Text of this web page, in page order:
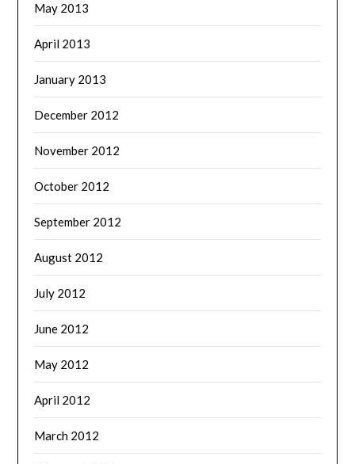
May 2013
April 2013
January 2013
December 2012
November 2012
October 2012
September 2012
August 2012
July 2012
June 2012
May 2012
April 2012
March 2012